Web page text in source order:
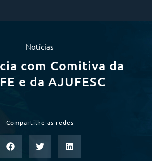
Notícias
com Comitiva da
e da AJUFESC
Compartilhe as redes